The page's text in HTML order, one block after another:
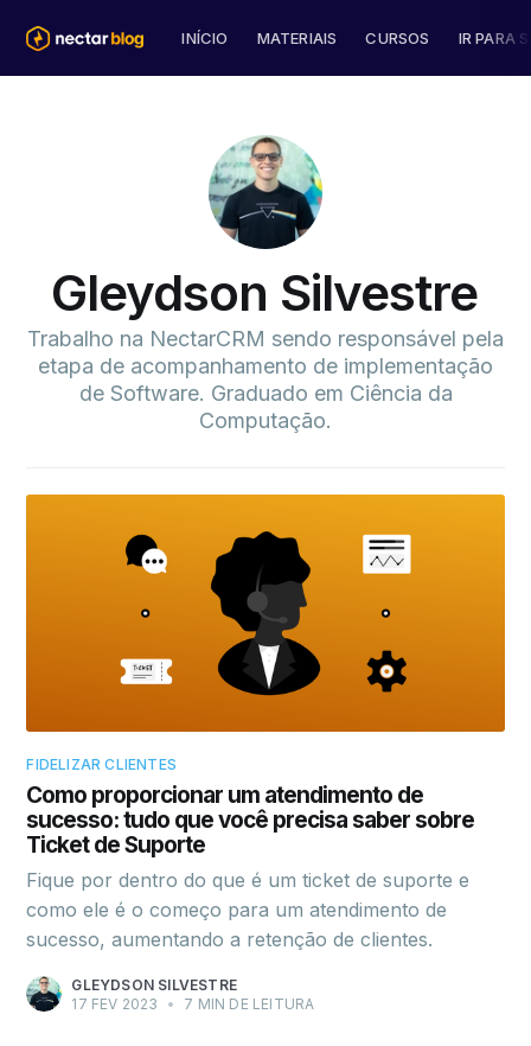
INÍCIO MATERIAIS CURSOS IR PARA
Gleydson Silvestre
Trabalho na NectarCRM sendo responsável pela
etapa de acompanhamento de implementação
de Software. Graduado em Ciência da
Computação.
FIDELIZAR CLIENTES
Como proporcionar um atendimento de
sucesso: tudo que você precisa saber sobre
Ticket de Suporte
Fique por dentro do que é um ticket de suporte e
como ele é o começo para um atendimento de
sucesso, aumentando a retenção de clientes.
GLEYDSON SILVESTRE
17 FEV 2023
• 7 MIN DE LEITURA